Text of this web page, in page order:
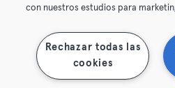
AGB Datenschutz
Vertrag hier kündigen Hier
con nuestros estudios para
Rechazar todas las
cookies